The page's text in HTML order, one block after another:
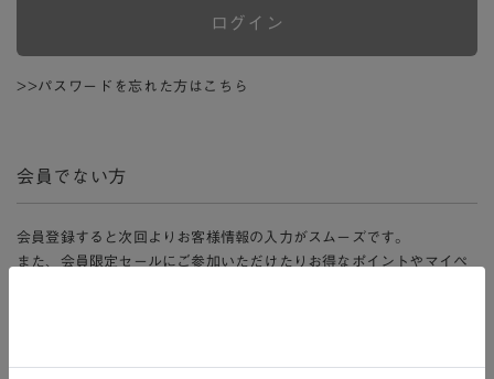
ログイン
>>パスワードを忘れた方はこちら
会員でない方
会員登録すると次回よりお客様情報の入力がスムーズです。
また、会員限定セールにご参加いただけたりお得なポイントやマイペ
新規会員登録